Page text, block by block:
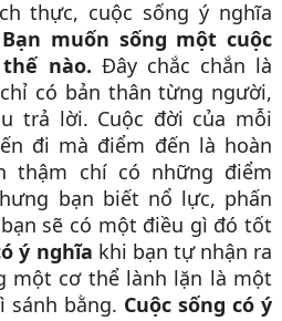
thực, cuộc sống ý nghĩa
Bạn muốn sống một cuộc
nào. Đây chắc chắn là
có bản thân từng người,
trả lời. Cuộc đời của mỗi
đi mà điểm đến là hoàn
thậm chí có những điểm
bạn biết nổ lực, phấn
sẽ có một điều gì đó tốt
ý nghĩa khi bạn tự nhận ra
một cơ thể lành lặn là một
sánh bằng. Cuộc sống có ý